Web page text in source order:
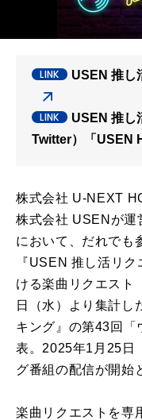
USEN 推し
USEN 推し
Twitter）「USEN
株式会社 U-NEXT
株式会社 USENが運
において、だれでも
『USEN 推し活リ
ける楽曲リクエスト
日（水）より集計し
キング』の第43回「
表。2025年1月25日
グ番組の配信が開始
楽曲リクエストを専